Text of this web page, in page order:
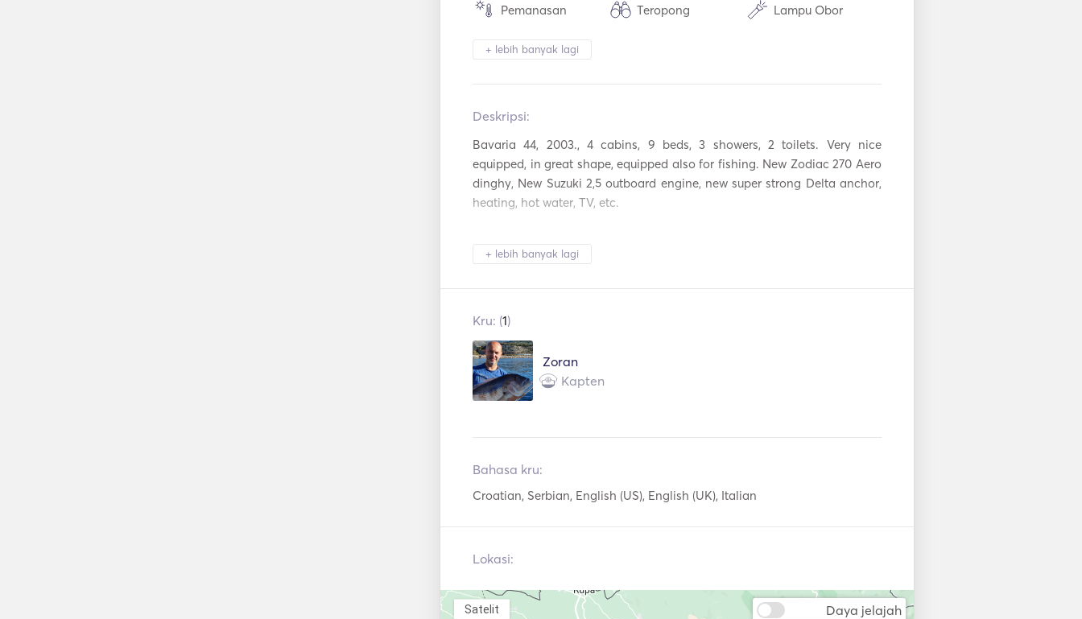
Pemanasan Teropong Lampu Obor
Sistem Keamanan
TV
Koneksi USB
Pemutar Mp3 /
Radio / CD
Pemutar DVD
+ lebih banyak lagi
Deskripsi:
Bavaria 44, 2003., 4 cabins, 9 beds, 3 showers, 2 toilets. Very nice
equipped, in great shape, equipped also for fishing. New Zodiac 270 Aero
dinghy, New Suzuki 2,5 outboard engine, new super strong Delta anchor,
heating, hot water, TV, etc.
+ lebih banyak lagi
Kru: (1)
Zoran
Kapten
Bahasa kru:
Croatian, Serbian, English (US), English (UK), Italian
Lokasi:
Daya jelajah
Satelit